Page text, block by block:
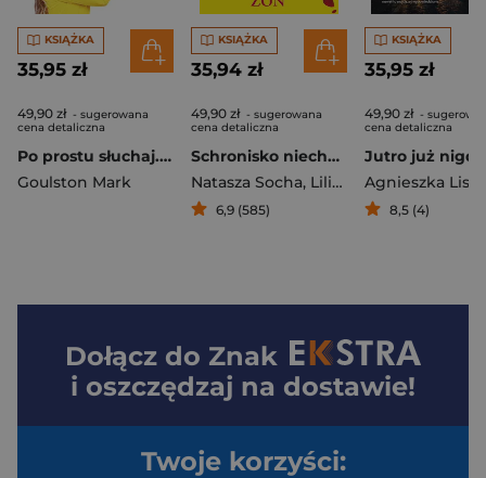
KSIĄŻKA
35,95 zł
49,90 zł - sugerowana
cena detaliczna
Po prostu słuchaj. Sztuka porozumienia
Goulston Mark
KSIĄŻKA
35,94 zł
49,90 zł - sugerowana
cena detaliczna
Schronisko niechcianych żon
Natasza Socha, Liliana Fabisińska
6,9 (585)
KSIĄŻKA
35,95 zł
49,90 zł -
cena detaliczna
Agnieszka Lis
8,5 (4)
Dołącz do Znak
i oszczędzaj na dostawie!
Twoje korzyści: